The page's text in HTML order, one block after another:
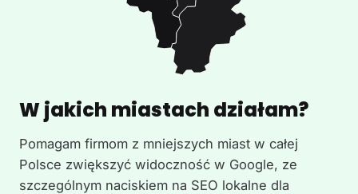
W jakich miastach działam?
Pomagam firmom z mniejszych miast w całej
Polsce zwiększyć widoczność w Google, ze
szczególnym naciskiem na SEO lokalne dla